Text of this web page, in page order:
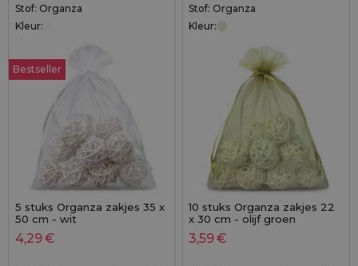
Stof: Organza
Kleur:
Bestseller
5 stuks Organza zakjes 35 x
50 cm - wit
4,29€
Stof: Organza
Kleur:
10 stuks Organza zakjes 22
x 30 cm - olijf groen
3,59€